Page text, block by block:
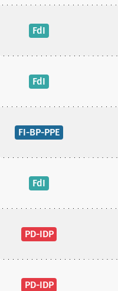
FdI
FdI
FI-BP-PPE
FdI
PD-IDP
PD-IDP